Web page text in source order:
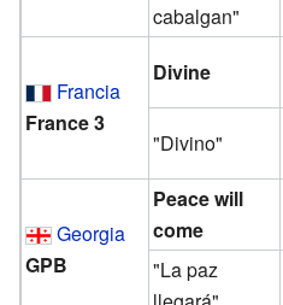
cabalgan"
Francia
France 3
Divine
"Divino"
Georgia
GPB
Peace will
come
"La paz